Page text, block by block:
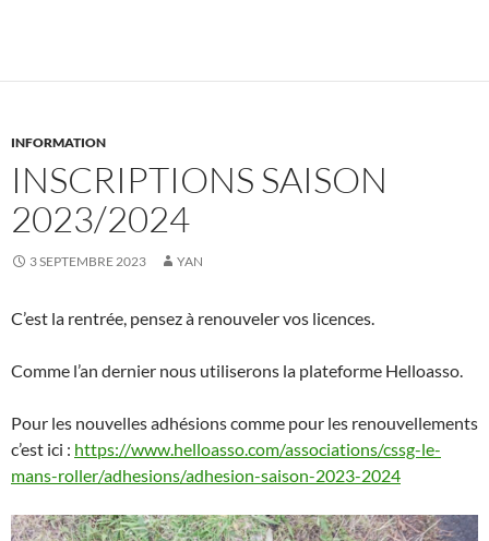
INFORMATION
INSCRIPTIONS SAISON
2023/2024
3 SEPTEMBRE 2023 YAN
C’est la rentrée, pensez à renouveler vos licences.
Comme l’an dernier nous utiliserons la plateforme Helloasso.
Pour les nouvelles adhésions comme pour les renouvellements
c’est ici : https://www.helloasso.com/associations/cssg-le-
mans-roller/adhesions/adhesion-saison-2023-2024